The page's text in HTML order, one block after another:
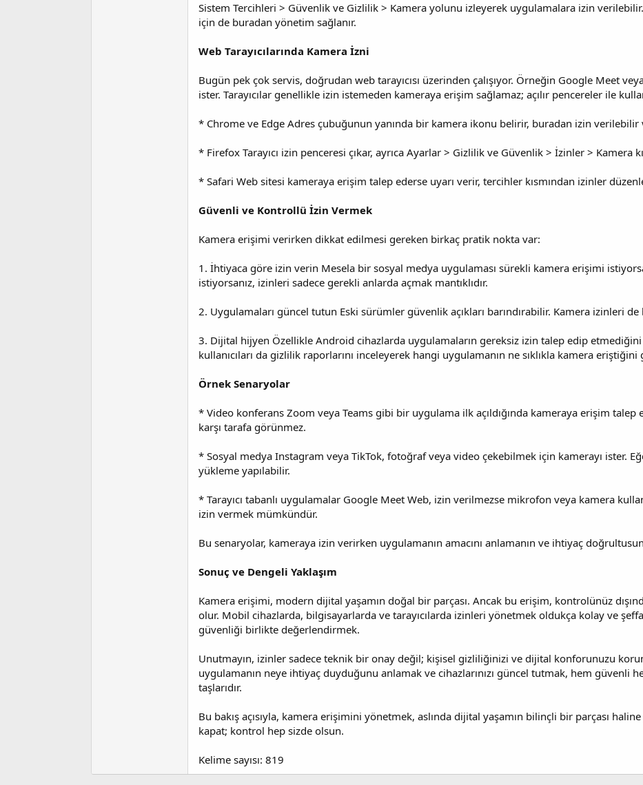
Sistem Tercihleri > Güvenlik ve Gizlilik > Kamera yolunu izleyerek uygulamalara izin
için de buradan yönetim sağlanır.
Web Tarayıcılarında Kamera İzni
Bugün pek çok servis, doğrudan web tarayıcısı üzerinden çalışıyor. Örneğin Google Meet
ister. Tarayıcılar genellikle izin istemeden kameraya erişim sağlamaz; açılır pencereler ile
* Chrome ve Edge Adres çubuğunun yanında bir kamera ikonu belirir, buradan izin verilebilir
* Firefox Tarayıcı izin penceresi çıkar, ayrıca Ayarlar > Gizlilik ve Güvenlik > İzinler > Kamera
* Safari Web sitesi kameraya erişim talep ederse uyarı verir, tercihler kısmından izinler
Güvenli ve Kontrollü İzin Vermek
Kamera erişimi verirken dikkat edilmesi gereken birkaç pratik nokta var:
1. İhtiyaca göre izin verin Mesela bir sosyal medya uygulaması sürekli kamera erişimi
istiyorsanız, izinleri sadece gerekli anlarda açmak mantıklıdır.
2. Uygulamaları güncel tutun Eski sürümler güvenlik açıkları barındırabilir. Kamera izinleri
3. Dijital hijyen Özellikle Android cihazlarda uygulamaların gereksiz izin talep edip
kullanıcıları da gizlilik raporlarını inceleyerek hangi uygulamanın ne sıklıkla kamera eriştiğini
Örnek Senaryolar
* Video konferans Zoom veya Teams gibi bir uygulama ilk açıldığında kameraya erişim
karşı tarafa görünmez.
* Sosyal medya Instagram veya TikTok, fotoğraf veya video çekebilmek için kamerayı ister.
yükleme yapılabilir.
* Tarayıcı tabanlı uygulamalar Google Meet Web, izin verilmezse mikrofon veya kamera
izin vermek mümkündür.
Bu senaryolar, kameraya izin verirken uygulamanın amacını anlamanın ve ihtiyaç
Sonuç ve Dengeli Yaklaşım
Kamera erişimi, modern dijital yaşamın doğal bir parçası. Ancak bu erişim, kontrolünüz
olur. Mobil cihazlarda, bilgisayarlarda ve tarayıcılarda izinleri yönetmek oldukça kolay ve
güvenliği birlikte değerlendirmek.
Unutmayın, izinler sadece teknik bir onay değil; kişisel gizliliğinizi ve dijital konforunuzu
uygulamanın neye ihtiyaç duyduğunu anlamak ve cihazlarınızı güncel tutmak, hem güvenli
taşlarıdır.
Bu bakış açısıyla, kamera erişimini yönetmek, aslında dijital yaşamın bilinçli bir parçası
kapat; kontrol hep sizde olsun.
Kelime sayısı: 819